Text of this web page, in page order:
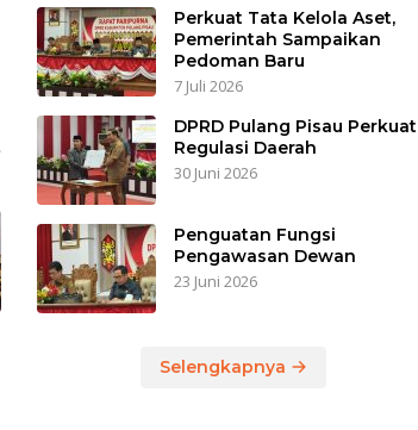
Perkuat Tata Kelola Aset,
Pemerintah Sampaikan
Pedoman Baru
7 Juli 2026
DPRD Pulang Pisau Perkuat
Regulasi Daerah
30 Juni 2026
Penguatan Fungsi
Pengawasan Dewan
23 Juni 2026
Selengkapnya